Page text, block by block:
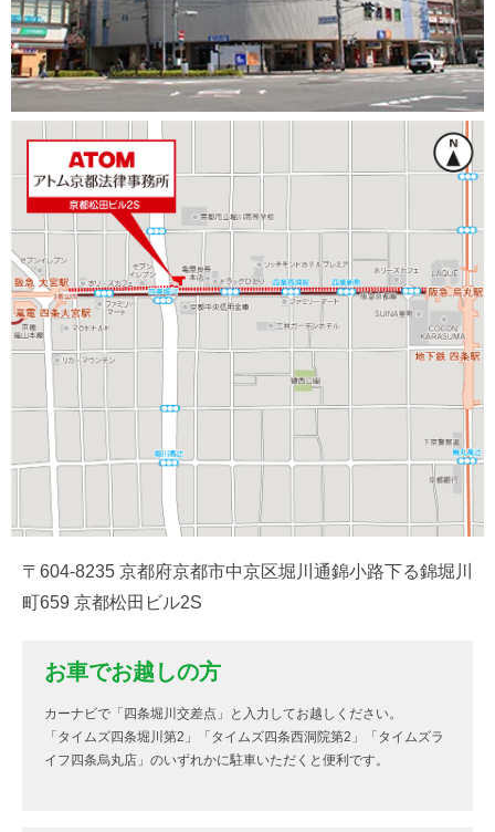
〒604-8235 京都府京都市中京区堀川通錦小路下る錦堀川
町659 京都松田ビル2S
お車でお越しの方
カーナビで「四条堀川交差点」と入力してお越しください。
「タイムズ四条堀川第2」「タイムズ四条西洞院第2」「タイムズラ
イフ四条烏丸店」のいずれかに駐車いただくと便利です。